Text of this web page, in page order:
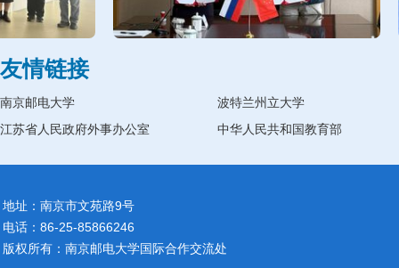
友情链接
南京邮电大学
波特兰州立大学
江苏省人民政府外事办公室
中华人民共和国教育部
地址：南京市文苑路9号
电话：86-25-85866246
版权所有：南京邮电大学国际合作交流处